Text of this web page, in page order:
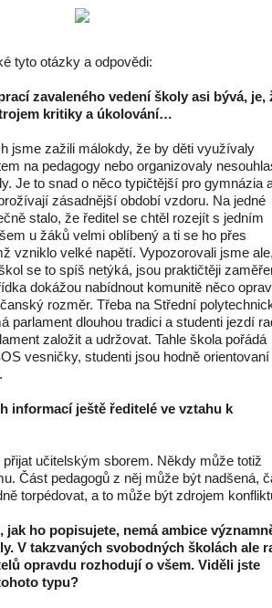
tyto otázky a odpovědi:
zavaleného vedení školy asi bývá, je,
kritiky a úkolování…
jsme zažili málokdy, že by děti využívaly
na pedagogy nebo organizovaly
Je to snad o něco typičtější pro gymnázia
zásadnější období vzdoru. Na jedné
stalo, že ředitel se chtěl rozejít s jedním
u žáků velmi oblíbený a ti se ho přes
vzniklo velké napětí. Vypozorovali jsme
se to spíš netýká, jsou praktičtěji
dokážou nabídnout komunitě něco
rozměr. Třeba na Střední
parlament dlouhou tradici a studenti jezdí
založit a udržovat. Tahle škola pořádá
vesničky, studenti jsou hodně orientovaní
informací ještě ředitelé ve vztahu k
přijat učitelským sborem. Někdy může totiž
Část pedagogů z něj může být nadšená,
torpédovat, a to může být zdrojem
jak ho popisujete, nemá ambice
V takzvaných svobodných školách ale
opravdu rozhodují o všem. Viděli jste
typu?